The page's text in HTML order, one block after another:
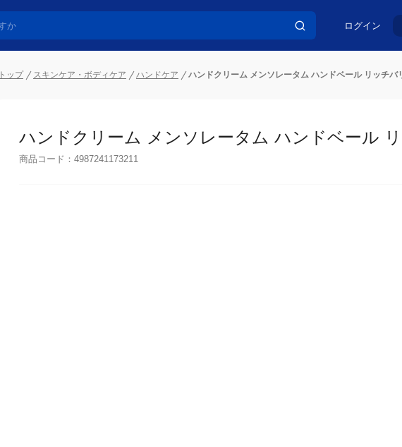
ログイン
トップ スキンケア・ボディケア ハンドケア ハンドクリーム メンソレータム ハンドベール リッチバ
ハンドクリーム メンソレータム ハンドベール
商品コード： 4987241173211